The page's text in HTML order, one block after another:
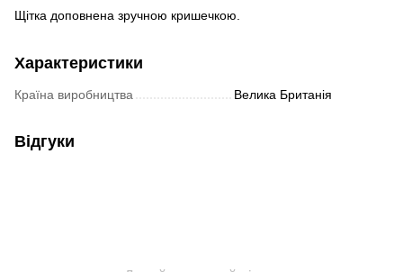
Щітка доповнена зручною кришечкою.
Характеристики
Країна виробництва Велика Британія
Відгуки